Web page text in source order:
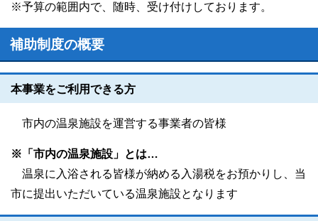
※予算の範囲内で、随時、受け付けしております。
補助制度の概要
本事業をご利用できる方
市内の温泉施設を運営する事業者の皆様
※「市内の温泉施設」とは…
温泉に入浴される皆様が納める入湯税をお預かりし、当
市に提出いただいている温泉施設となります